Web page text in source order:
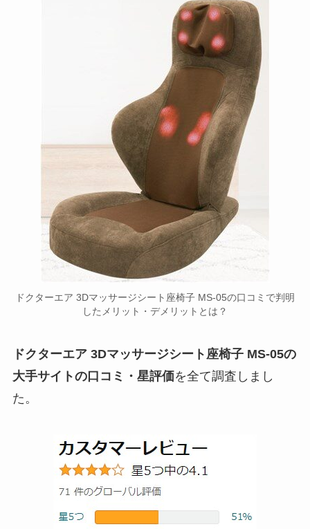
ドクターエア 3Dマッサージシート座椅子 MS-05の口コミで判明
したメリット・デメリットとは？
ドクターエア 3Dマッサージシート座椅子 MS-05の
大手サイトの口コミ・星評価を全て調査しまし
た。